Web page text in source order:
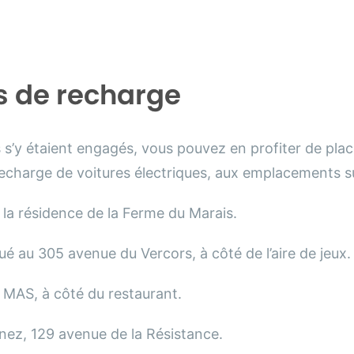
de recharge
s’y étaient engagés, vous pouvez en profiter de
de voitures électriques, aux emplacements
résidence de la Ferme du Marais.
au 305 avenue du Vercors, à côté de l’aire de jeux.
à côté du restaurant.
129 avenue de la Résistance.